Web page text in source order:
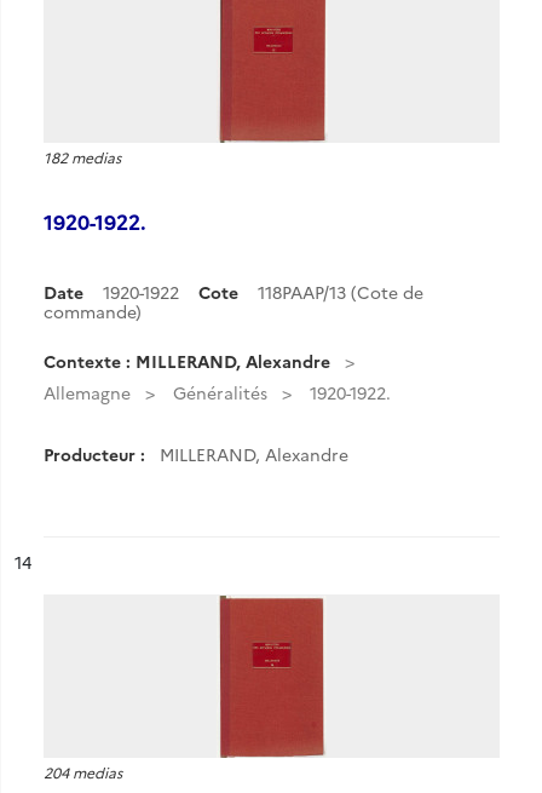
182 medias
1920-1922.
Date 1920-1922 Cote
118PAAP/13 (Cote de
commande)
Contexte : MILLERAND, Alexandre
Allemagne
Généralités 1920-1922.
Producteur : MILLERAND, Alexandre
n°
14
204 medias